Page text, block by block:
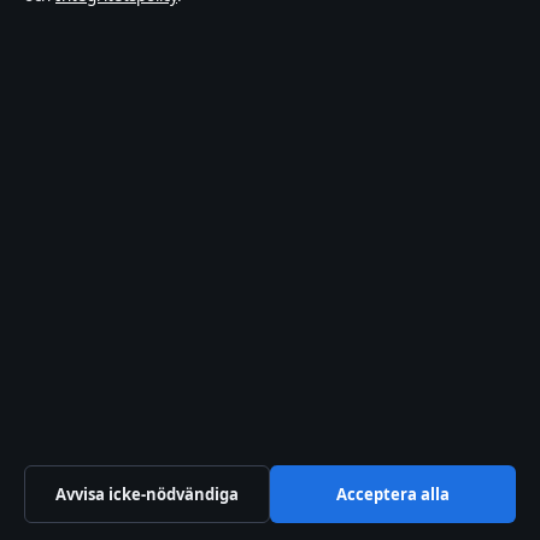
Meghan, hertiginna av Sussex – allt du behöver
veta | 2025
augusti 8, 2026
Avvisa icke-nödvändiga Acceptera alla